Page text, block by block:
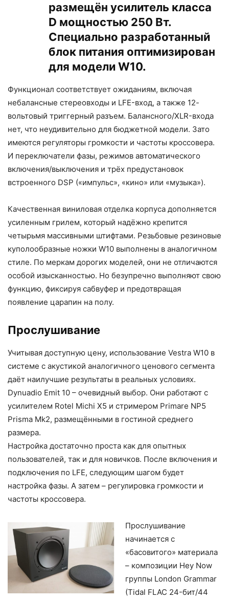
размещён усилитель класса
D мощностью 250 Вт.
Специально разработанный
блок питания оптимизирован
для модели W10.
Функционал соответствует ожиданиям, включая
небалансные стереовходы и LFE-вход, а также 12-
вольтовый триггерный разъем. Балансного/XLR-входа
нет, что неудивительно для бюджетной модели. Зато
имеются регуляторы громкости и частоты кроссовера.
И переключатели фазы, режимов автоматического
включения/выключения и трёх предустановок
встроенного DSP («импульс», «кино» или «музыка»).
Качественная виниловая отделка корпуса дополняется
усиленным грилем, который надёжно крепится
четырьмя массивными штифтами. Резьбовые резиновые
куполообразные ножки W10 выполнены в аналогичном
стиле. По меркам дорогих моделей, они не отличаются
особой изысканностью. Но безупречно выполняют свою
функцию, фиксируя сабвуфер и предотвращая
появление царапин на полу.
Прослушивание
Учитывая доступную цену, использование Vestra W10 в
системе с акустикой аналогичного ценового сегмента
даёт наилучшие результаты в реальных условиях.
Dynuadio Emit 10 – очевидный выбор. Они работают с
усилителем Rotel Michi X5 и стримером Primare NP5
Prisma Mk2, размещёнными в гостиной среднего
размера.
Настройка достаточно проста как для опытных
пользователей, так и для новичков. После включения и
подключения по LFE, следующим шагом будет
настройка фазы. А затем – регулировка громкости и
частоты кроссовера.
Прослушивание
начинается с
«басовитого» материала
– композиции Hey Now
группы London Grammar
(Tidal FLAC 24-бит/44